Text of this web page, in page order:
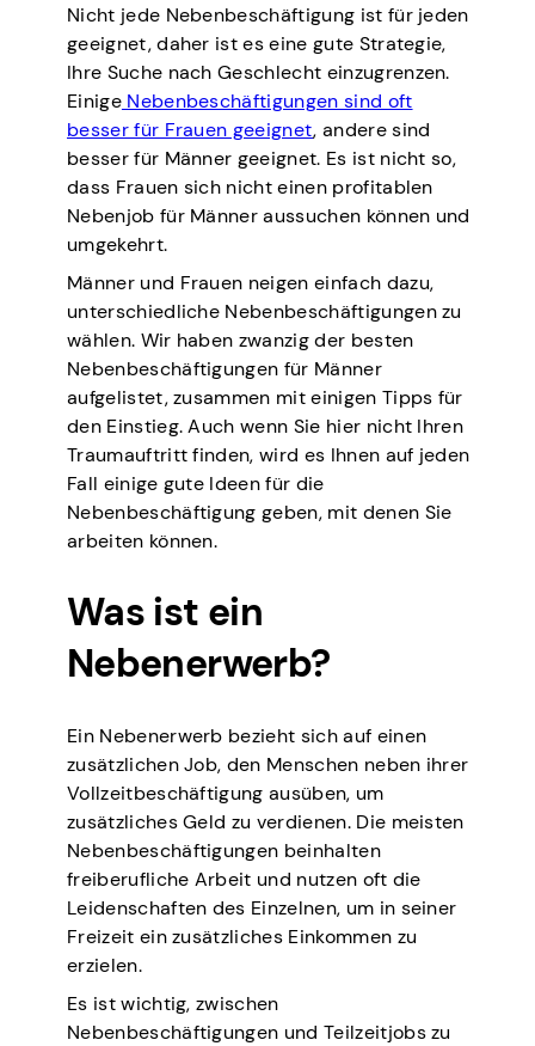
Nicht jede Nebenbeschäftigung ist für jeden
geeignet, daher ist es eine gute Strategie,
Ihre Suche nach Geschlecht einzugrenzen.
EinigeNebenbeschäftigungen sind oft
besser für Frauen geeignet, andere sind
besser für Männer geeignet. Es ist nicht so,
dass Frauen sich nicht einen profitablen
Nebenjob für Männer aussuchen können und
umgekehrt.
Männer und Frauen neigen einfach dazu,
unterschiedliche Nebenbeschäftigungen zu
wählen. Wir haben zwanzig der besten
Nebenbeschäftigungen für Männer
aufgelistet, zusammen mit einigen Tipps für
den Einstieg. Auch wenn Sie hier nicht Ihren
Traumauftritt finden, wird es Ihnen auf jeden
Fall einige gute Ideen für die
Nebenbeschäftigung geben, mit denen Sie
arbeiten können.
Was ist ein
Nebenerwerb?
Ein Nebenerwerb bezieht sich auf einen
zusätzlichen Job, den Menschen neben ihrer
Vollzeitbeschäftigung ausüben, um
zusätzliches Geld zu verdienen. Die meisten
Nebenbeschäftigungen beinhalten
freiberufliche Arbeit und nutzen oft die
Leidenschaften des Einzelnen, um in seiner
Freizeit ein zusätzliches Einkommen zu
erzielen.
Es ist wichtig, zwischen
Nebenbeschäftigungen und Teilzeitjobs zu